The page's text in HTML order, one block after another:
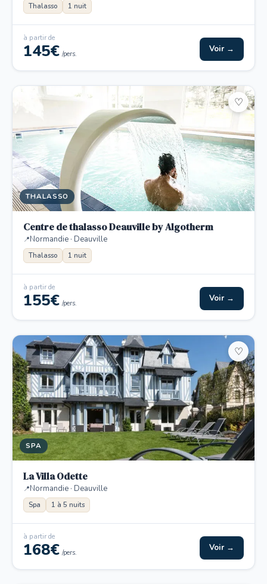
Thalasso 1 nuit
à partir de
145€ /pers. Voir →
THALASSO
♡
Centre de thalasso Deauville by Algotherm
Normandie · Deauville
Thalasso 1 nuit
à partir de
155€ /pers. Voir →
SPA
♡
La Villa Odette
Normandie · Deauville
Spa 1 à 5 nuits
à partir de
168€ /pers. Voir →